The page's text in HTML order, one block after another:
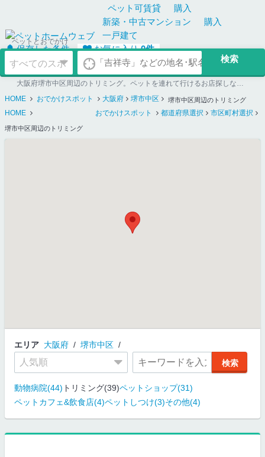
ペット可賃貸
購入
新築・中古マンション
購入
一戸建て
保存した条件
お気に入り0件
ペットとおでかけ
大阪府堺市中区周辺のトリミング。ペットを連れて行けるお店探しならペットホームウェブ
HOME
おでかけスポット 大阪府 堺市中区 堺市中区周辺のトリミング
HOME おでかけスポット 都道府県選択 市区町村選択
堺市中区周辺のトリミング
エリア 大阪府 堺市中区
動物病院(44) トリミング(39)ペットショップ(31)
ペットカフェ&飲食店(4)ペットしつけ(3)その他(4)